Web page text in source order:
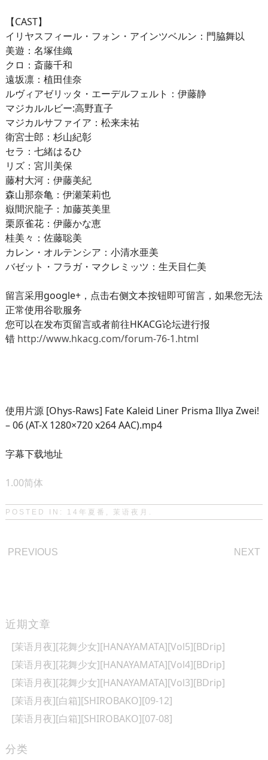
【CAST】
イリヤスフィール・フォン・アインツベルン：門脇舞以
美遊：名塚佳織
クロ：斎藤千和
遠坂凛：植田佳奈
ルヴィアゼリッタ・エーデルフェルト：伊藤静
マジカルルビー:高野直子
マジカルサファイア：松来未祐
衛宮士郎：杉山紀彰
セラ：七緒はるひ
リズ：宮川美保
藤村大河：伊藤美紀
森山那奈亀：伊瀬茉莉也
嶽間沢龍子：加藤英美里
栗原雀花：伊藤かな恵
桂美々：佐藤聡美
カレン・オルテンシア：小清水亜美
バゼット・フラガ・マクレミッツ：生天目仁美
留言采用google+，点击右侧文本按钮即可留言，如果您无法
正常使用谷歌服务
您可以在发布页留言或者前往HKACG论坛进行报
错 http://www.hkacg.com/forum-76-1.html
使用片源 [Ohys-Raws] Fate Kaleid Liner Prisma Illya Zwei!
– 06 (AT-X 1280×720 x264 AAC).mp4
字幕下载地址
1.00简体
POSTED IN: 14年夏番 茉语夜月
POST
PREVIOUS NEXT
近期文章
[茉语月夜][花舞少女][HANAYAMATA][Vol5][BDrip]
[茉语月夜][花舞少女][HANAYAMATA][Vol4][BDrip]
[茉语月夜][花舞少女][HANAYAMATA][Vol3][BDrip]
[茉语月夜][白箱][SHIROBAKO][09-12]
[茉语月夜][白箱][SHIROBAKO][07-08]
分类